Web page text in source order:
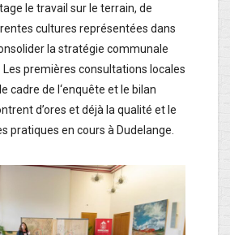
le travail sur le terrain, de
cultures représentées dans
la stratégie communale
Les premières consultations locales
cadre de l‘enquête et le bilan
d’ores et déjà la qualité et le
pratiques en cours à Dudelange.